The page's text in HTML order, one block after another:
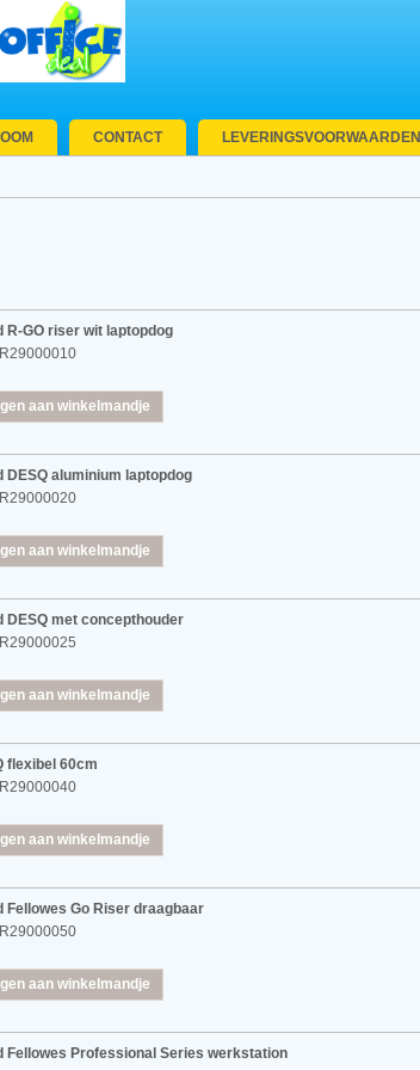
CONTACT LEVERINGSVOORWAARDEN
R-GO riser wit laptopdog
aan winkelmandje
DESQ aluminium laptopdog
aan winkelmandje
DESQ met concepthouder
aan winkelmandje
flexibel 60cm
aan winkelmandje
Fellowes Go Riser draagbaar
aan winkelmandje
Fellowes Professional Series werkstation